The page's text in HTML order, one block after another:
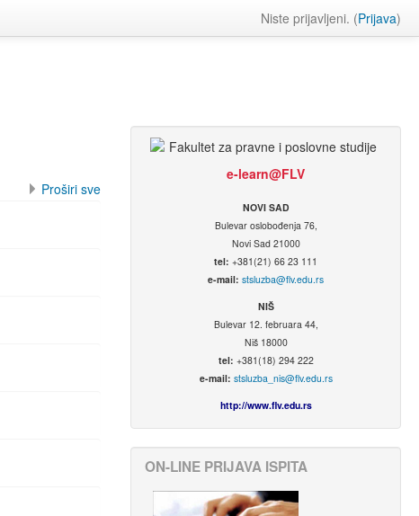
Niste prijavljeni. (Prijava)
Proširi sve
e-learn@FLV
NOVI SAD
Bulevar oslobođenja 76,
Novi Sad 21000
tel: +381(21) 66 23 111
e-mail:stsluzba@flv.edu.rs
NIŠ
Bulevar 12. februara 44,
Niš 18000
tel: +381(18) 294 222
e-mail: stsluzba_nis@flv.edu.rs
http://www.flv.edu.rs
ON-LINE PRIJAVA ISPITA